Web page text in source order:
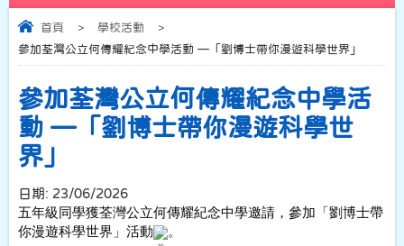
首頁 > 學校活動
>
參加荃灣公立何傳耀紀念中學活動 —「劉博士帶你漫遊科學世界」
參加荃灣公立何傳耀紀念中學活
動 —「劉博士帶你漫遊科學世
界」
日期: 23/06/2026
五年級同學獲荃灣公立何傳耀紀念中學邀請，參加「劉博士帶
你漫遊科學世界」活動
。